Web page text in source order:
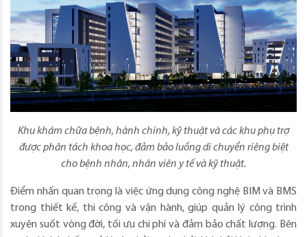
Khu khám chữa bệnh, hành chính, kỹ thuật và các khu phụ trợ
được phân tách khoa học, đảm bảo luồng di chuyển riêng biệt
cho bệnh nhân, nhân viên y tế và kỹ thuật.
Điểm nhấn quan trọng là việc ứng dụng công nghệ BIM và BMS
trong thiết kế, thi công và vận hành, giúp quản lý công trình
xuyên suốt vòng đời, tối ưu chi phí và đảm bảo chất lượng. Bên